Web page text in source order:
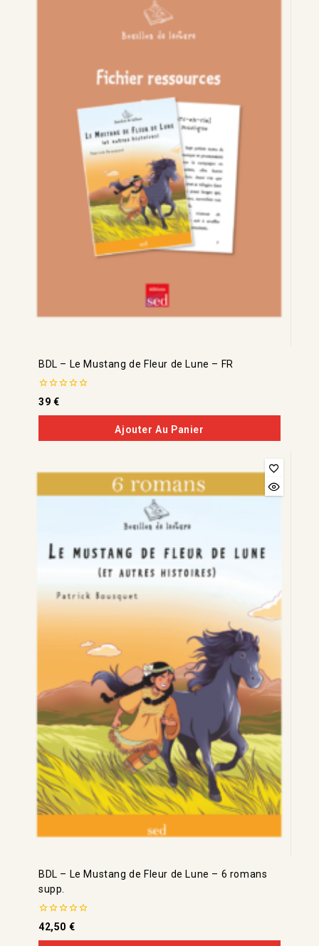
BDL – Le Mustang de Fleur de Lune – FR
0
de
5
39 €
Ajouter Au Panier
BDL – Le Mustang de Fleur de Lune – 6 romans
supp.
0
de
5
42,50 €